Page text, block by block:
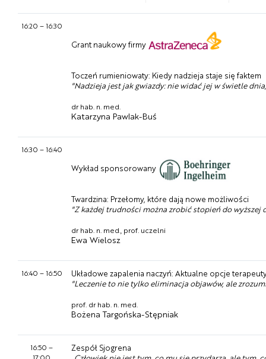
16:20 – 16:30
Grant naukowy firmy
Toczeń rumieniowaty: Kiedy nadzieja staje się faktem
"Nadzieja jest jak gwiazdy: nie widać jej w świetle
dr hab. n. med.
Katarzyna Pawlak-Buś
16:30 – 16:40
Wykład sponsorowany
Twardzina: Przełomy, które dają nowe możliwości
"Z każdej trudności można zrobić stopień do wyższej
dr hab. n. med., prof. uczelni
Ewa Wielosz
16:40 – 16:50
Układowe zapalenia naczyń: Aktualne opcje
"Leczenie to nie tylko eliminacja objawów, ale
prof. dr hab. n. med.
Bożena Targońska-Stępniak
16:50 –
Zespół Sjogrena